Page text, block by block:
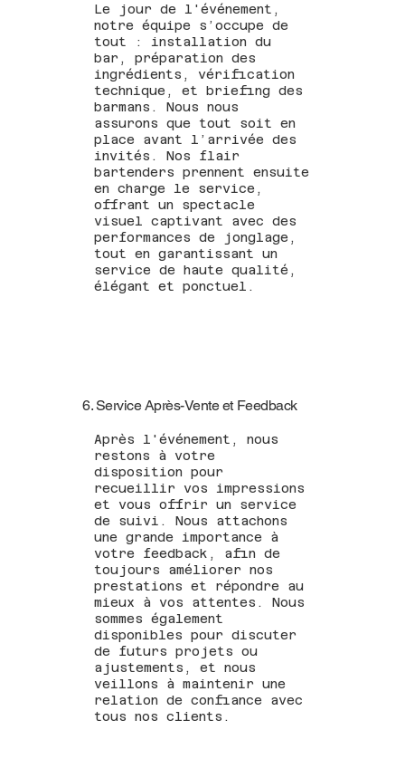
Le jour de l'événement,
notre équipe s’occupe de
tout : installation du
bar, préparation des
ingrédients, vérification
technique, et briefing des
barmans. Nous nous
assurons que tout soit en
place avant l’arrivée des
invités. Nos flair
bartenders prennent ensuite
en charge le service,
offrant un spectacle
visuel captivant avec des
performances de jonglage,
tout en garantissant un
service de haute qualité,
élégant et ponctuel.
6. Service Après-Vente et Feedback
Après l'événement, nous
restons à votre
disposition pour
recueillir vos impressions
et vous offrir un service
de suivi. Nous attachons
une grande importance à
votre feedback, afin de
toujours améliorer nos
prestations et répondre au
mieux à vos attentes. Nous
sommes également
disponibles pour discuter
de futurs projets ou
ajustements, et nous
veillons à maintenir une
relation de confiance avec
tous nos clients.